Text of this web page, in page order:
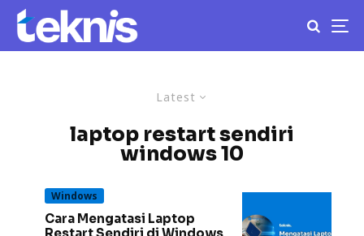
Latest
laptop restart sendiri
windows 10
Windows
Cara Mengatasi Laptop